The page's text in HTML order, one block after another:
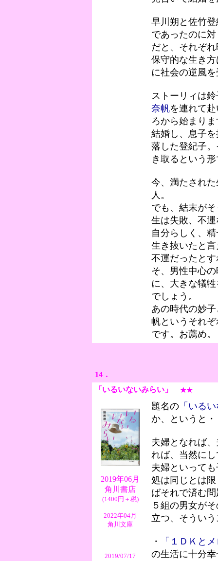
早川朔と佐竹
であったのに
だと、それぞ
保守的な生き
に社会の逆風
ストーリィは
奈帆を連れて
ろから始まり
結婚し、息子
落した登紀子
き取るという
今、満たされ
人。
でも、結末が
生は失敗、不
自分らしく、
生き抜いたと
不運だったと
そ、男性中心
に、大きな犠
でしょう。
あの時代の妙
帆というそれ
です。お薦め。
14．
「いるいないみらい 」 ★★
2019年06月
角川書店
(1400円＋税)
2022年04月
角川文庫
2019/07/17
題名の 「いる
か、というと
夫婦となれば
れば、当然に
夫婦といって
処は同じとは
ばそれで済む
５組の男女が
立つ、そうい
・
「１ＤＫと
の生活に十分